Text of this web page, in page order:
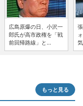
広島原爆の日、小沢一
郎氏が高市政権を「戦
前回帰路線」と...
もっと見る